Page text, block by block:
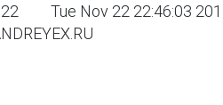
Tue Nov 22 22:46:03